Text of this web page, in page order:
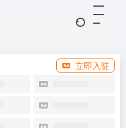
立即入驻